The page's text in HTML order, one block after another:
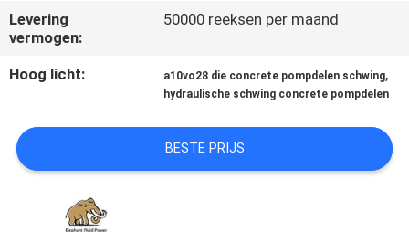
GEVALLEN
SITEMAP
PRIVACY
POLICY
Levering
vermogen:
50000 reeksen per maand
Hoog licht: a10vo28 die concrete pompdelen schwing,
hydraulische schwing concrete pompdelen
BESTE PRIJS